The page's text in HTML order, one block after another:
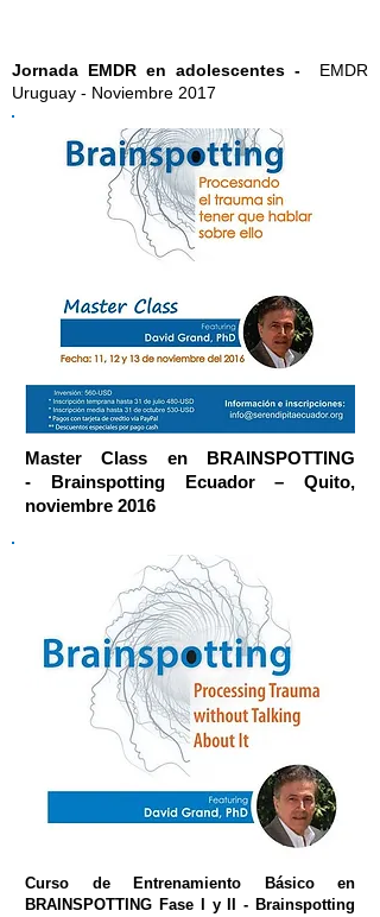
Jornada EMDR en adolescentes - EMDR
Uruguay - Noviembre 2017
Master Class en BRAINSPOTTING
- Brainspotting Ecuador – Quito,
noviembre 2016
Curso de Entrenamiento Básico en
BRAINSPOTTING Fase I y II - Brainspotting